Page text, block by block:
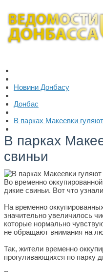
Новини Донбасу
Донбас
В парках Макеевки
В парках
свиньи
Во временно
дикие свиньи. Вот что
На временно
значительно увеличилось
которые нормально
не обращают внимания на
Так, жители временно
прогуливающихся по парку